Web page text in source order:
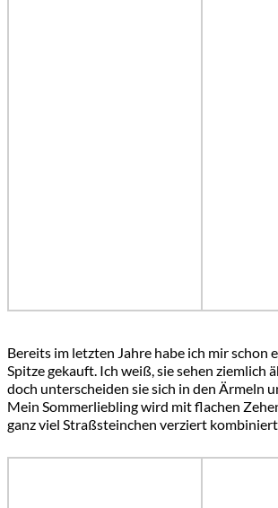
Bereits im letzten Jahre habe ich mir schon
Spitze gekauft. Ich weiß, sie sehen ziemlich
doch unterscheiden sie sich in den Ärmeln
Mein Sommerliebling wird mit flachen
ganz viel Straßsteinchen verziert kombiniert.